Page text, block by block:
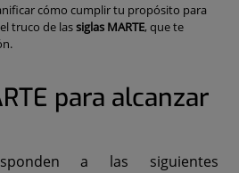
cómo cumplir tu propósito para
truco de lassiglas MARTE, que te
para alcanzar
a las siguientes